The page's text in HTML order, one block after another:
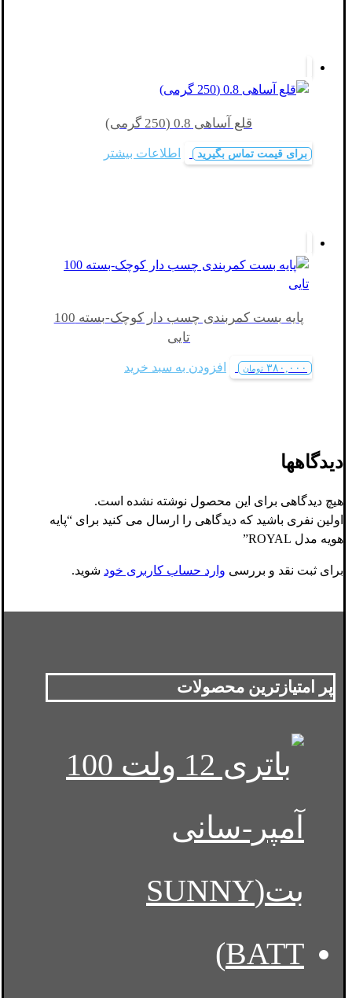
قلع آساهی 0.8 (250 گرمی)
برای قیمت تماس بگیرید اطلاعات بیشتر
پایه بست کمربندی چسب دار کوچک-بسته 100
تایی
۳۸۰,۰۰۰ تومان افزودن به سبد خرید
دیدگاهها
هیچ دیدگاهی برای این محصول نوشته نشده است.
اولین نفری باشید که دیدگاهی را ارسال می کنید برای “پایه
هویه مدل ROYAL”
برای ثبت نقد و بررسی وارد حساب کاربری خود شوید.
پر امتیازترین محصولات